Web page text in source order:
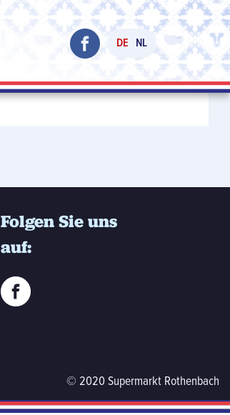
DE NL
Folgen Sie uns
auf:
© 2020 Supermarkt Rothenbach